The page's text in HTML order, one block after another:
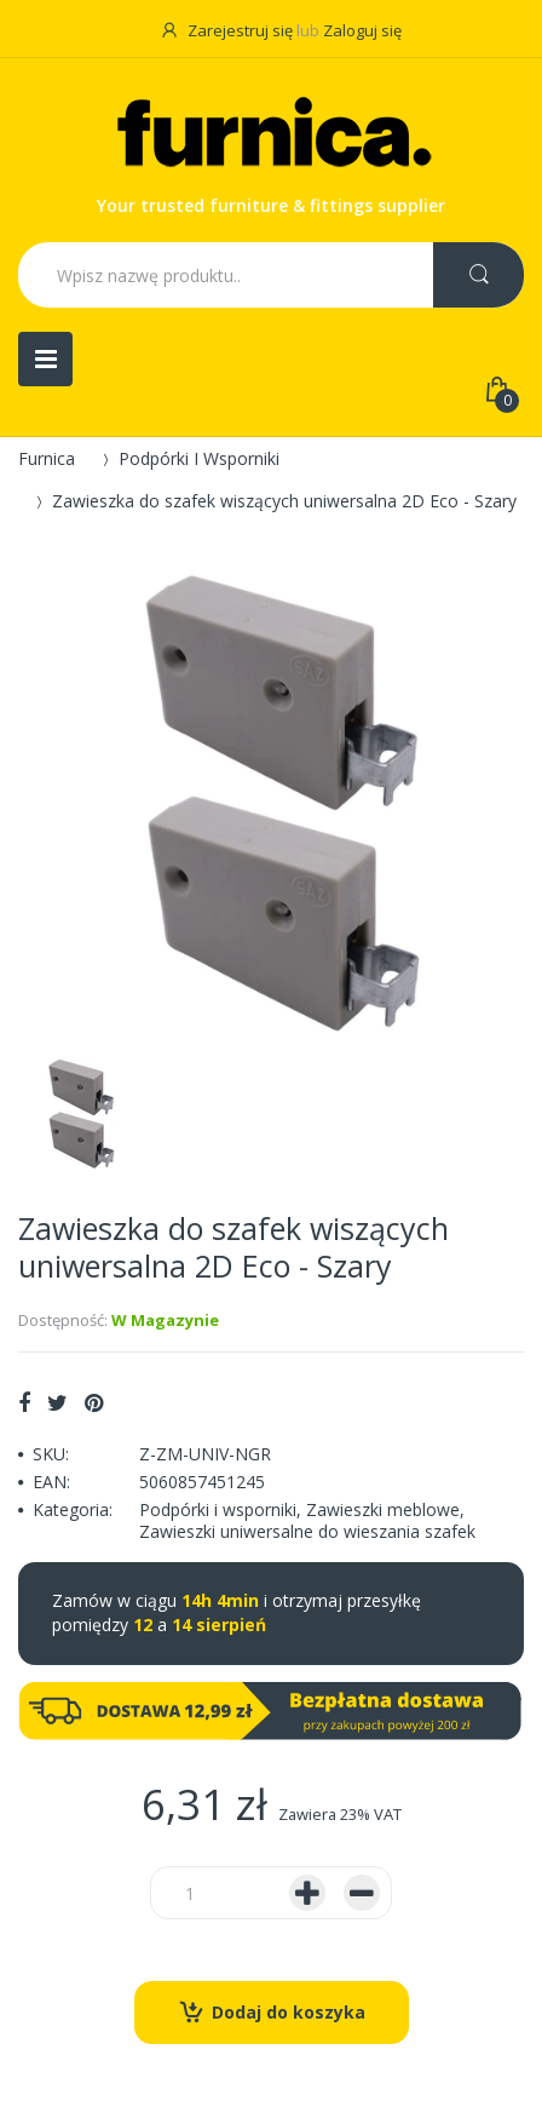
Zarejestruj się lub Zaloguj się
Your trusted furniture & fittings supplier
0
Furnica
Podpórki I Wsporniki
Zawieszka do szafek wiszących uniwersalna 2D Eco - Szary
Zawieszka do szafek wiszących
uniwersalna 2D Eco - Szary
Dostępność: W Magazynie
SKU:
Z-ZM-UNIV-NGR
EAN:
5060857451245
Kategoria:
Podpórki i wsporniki, Zawieszki meblowe,
Zawieszki uniwersalne do wieszania szafek
Zamów w ciągu 14h 4min i otrzymaj przesyłkę
pomiędzy 12 a 14 sierpień
6,31 zł Zawiera 23% VAT
Dodaj do koszyka